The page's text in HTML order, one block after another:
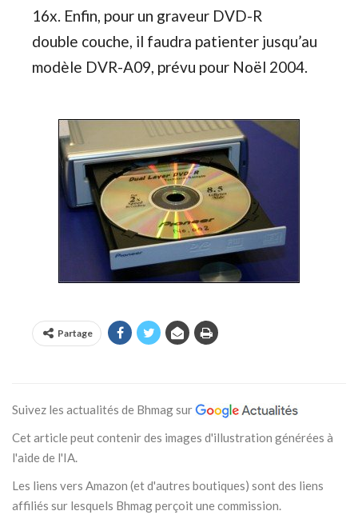
16x. Enfin, pour un graveur DVD-R
double couche, il faudra patienter jusqu’au
modèle DVR-A09, prévu pour Noël 2004.
Partage
Suivez les actualités de Bhmag sur
Cet article peut contenir des images d'illustration générées à
l'aide de l'IA.
Les liens vers Amazon (et d'autres boutiques) sont des liens
affiliés sur lesquels Bhmag perçoit une commission.